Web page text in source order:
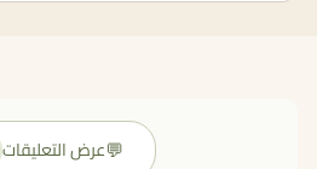
💬عرض التعليقات